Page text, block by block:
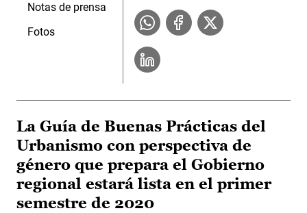
Notas de prensa
Fotos
La Guía de Buenas Prácticas del
Urbanismo con perspectiva de
género que prepara el Gobierno
regional estará lista en el primer
semestre de 2020